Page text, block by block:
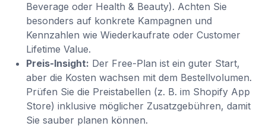
Beverage oder Health & Beauty). Achten Sie
besonders auf konkrete Kampagnen und
Kennzahlen wie Wiederkaufrate oder Customer
Lifetime Value.
Preis-Insight: Der Free-Plan ist ein guter Start,
aber die Kosten wachsen mit dem Bestellvolumen.
Prüfen Sie die Preistabellen (z. B. im Shopify App
Store) inklusive möglicher Zusatzgebühren, damit
Sie sauber planen können.